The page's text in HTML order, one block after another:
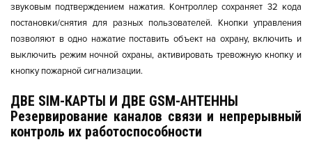
звуковым подтверждением нажатия. Контроллер сохраняет 32 кода
постановки/снятия для разных пользователей. Кнопки управления
позволяют в одно нажатие поставить объект на охрану, включить и
выключить режим ночной охраны, активировать тревожную кнопку и
кнопку пожарной сигнализации.
ДВЕ SIM-КАРТЫ И ДВЕ GSM-АНТЕННЫ
Резервирование каналов связи и непрерывный
контроль их работоспособности